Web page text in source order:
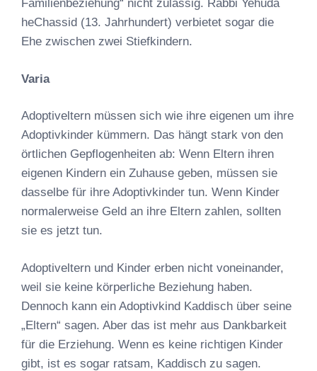
Familienbeziehung“ nicht zulässig. Rabbi Yehuda
heChassid (13. Jahrhundert) verbietet sogar die
Ehe zwischen zwei Stiefkindern.
Varia
Adoptiveltern müssen sich wie ihre eigenen um ihre
Adoptivkinder kümmern. Das hängt stark von den
örtlichen Gepflogenheiten ab: Wenn Eltern ihren
eigenen Kindern ein Zuhause geben, müssen sie
dasselbe für ihre Adoptivkinder tun. Wenn Kinder
normalerweise Geld an ihre Eltern zahlen, sollten
sie es jetzt tun.
Adoptiveltern und Kinder erben nicht voneinander,
weil sie keine körperliche Beziehung haben.
Dennoch kann ein Adoptivkind Kaddisch über seine
„Eltern“ sagen. Aber das ist mehr aus Dankbarkeit
für die Erziehung. Wenn es keine richtigen Kinder
gibt, ist es sogar ratsam, Kaddisch zu sagen.